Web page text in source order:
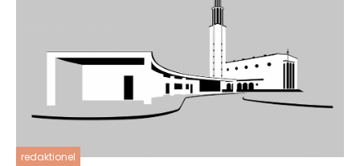
redaktionel